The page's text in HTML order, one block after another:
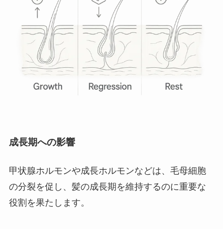
成長期への影響
甲状腺ホルモンや成長ホルモンなどは、毛母細胞
の分裂を促し、髪の成長期を維持するのに重要な
役割を果たします。